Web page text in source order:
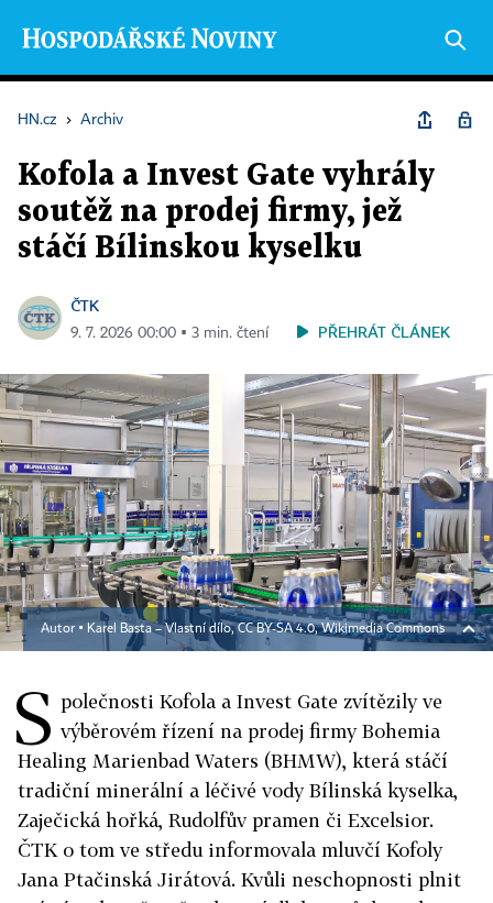
HN.cz › Archiv
Kofola a Invest Gate vyhrály
soutěž na prodej firmy, jež
stáčí Bílinskou kyselku
ČTK
9. 7. 2026 00:00 ▪ 3 min. čtení PŘEHRÁT ČLÁNEK
Autor ▪ Karel Basta – Vlastní dílo, CC BY-SA 4.0, Wikimedia Commons
S polečnosti Kofola a Invest Gate zvítězily ve
výběrovém řízení na prodej firmy Bohemia
Healing Marienbad Waters (BHMW), která stáčí
tradiční minerální a léčivé vody Bílinská kyselka,
Zaječická hořká, Rudolfův pramen či Excelsior.
ČTK o tom ve středu informovala mluvčí Kofoly
Jana Ptačinská Jirátová. Kvůli neschopnosti plnit